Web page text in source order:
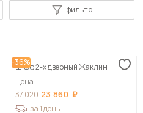
фильтр
-36%
Шкаф 2-х дверный Жаклин
Цена
37 020 23 860
за 1 день